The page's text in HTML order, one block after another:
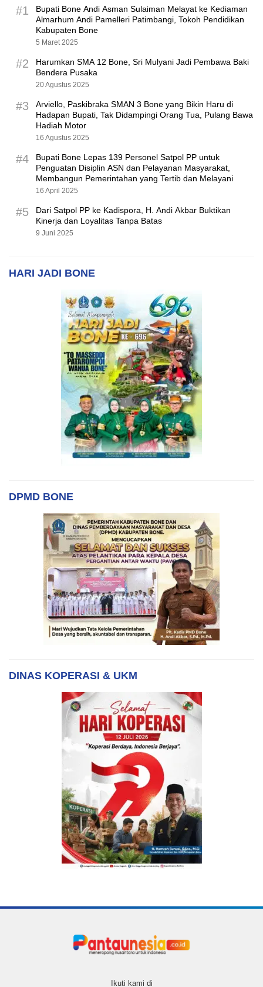
#1
Bupati Bone Andi Asman Sulaiman Melayat ke Kediaman
Almarhum Andi Pamelleri Patimbangi, Tokoh Pendidikan
Kabupaten Bone
5 Maret 2025
#2
Harumkan SMA 12 Bone, Sri Mulyani Jadi Pembawa Baki
Bendera Pusaka
20 Agustus 2025
#3
Arviello, Paskibraka SMAN 3 Bone yang Bikin Haru di
Hadapan Bupati, Tak Didampingi Orang Tua, Pulang Bawa
Hadiah Motor
16 Agustus 2025
#4
Bupati Bone Lepas 139 Personel Satpol PP untuk
Penguatan Disiplin ASN dan Pelayanan Masyarakat,
Membangun Pemerintahan yang Tertib dan Melayani
16 April 2025
#5
Dari Satpol PP ke Kadispora, H. Andi Akbar Buktikan
Kinerja dan Loyalitas Tanpa Batas
9 Juni 2025
HARI JADI BONE
DPMD BONE
DINAS KOPERASI & UKM
Ikuti kami di